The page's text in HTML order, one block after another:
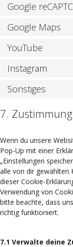
Google
Google Maps
YouTube
Instagram
Sonstiges
7. Zustimmung
Wenn du unsere
Pop-Up mit einer
„Einstellungen
alle von dir gewählten
dieser Cookie-
Verwendung von
bitte beachte, dass
richtig funktioniert.
7.1 Verwalte deine